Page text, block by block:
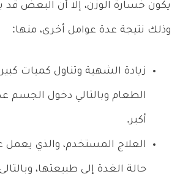
يكون خسارة الوزن، إلا أن البعض
وذلك نتيجة عدة عوامل أخرى، منها:
زيادة الشهية وتناول كميات
الطعام وبالتالي دخول الجسم
أكبر.
العلاج المستخدم، والذي يعمل
حالة الغدة إلى طبيعتها،